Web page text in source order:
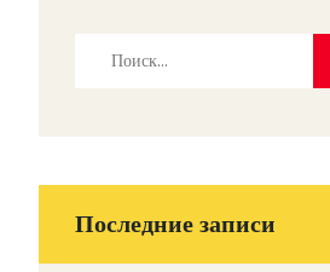
Последние записи